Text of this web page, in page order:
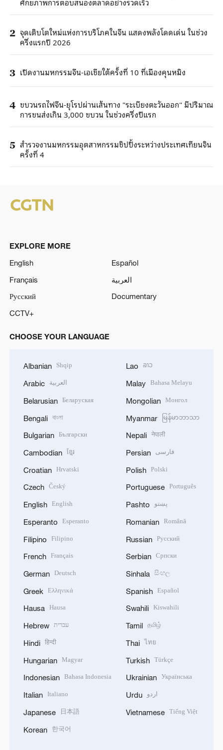
2 จุดเติบโตใหม่แห่งการบริโภคในจีน แสดงพลังโดดเด่น ในช่วง
ครึ่งแรกปี 2026
3 เปิดงานมหกรรมจีน-เอเชียใต้ครั้งที่ 10 ที่เมืองคุนหมิง
4 ขบวนรถไฟจีน-ยุโรปผ่านเส้นทาง "ระเบียงตะวันออก" มีปริมาณ
การขนส่งเกิน 3,000 ขบวน ในช่วงครึ่งปีแรก
5 สำรวจงานมหกรรมอุตสาหกรรมชิปปิ้งระหว่างประเทศเทียนจิน
ครั้งที่ 4
EXPLORE MORE
English
Español
Français
العربية
Русский
Documentary
CCTV+
CHOOSE YOUR LANGUAGE
Albanian Shqip
Arabic العربية
Belarusian Беларуская
Bengali বাংলা
Bulgarian Български
Cambodian ខ្មែរ
Croatian Hrvatski
Czech Český
English English
Esperanto Esperanto
Filipino Filipino
French Français
German Deutsch
Greek Ελληνικά
Hausa Hausa
Hebrew עברית
Hindi हिन्दी
Hungarian Magyar
Indonesian Bahasa Indonesia
Italian Italiano
Japanese 日本語
Korean 한국어
Lao ລາວ
Malay Bahasa Melayu
Mongolian Монгол
Myanmar မြန်မာဘာသာ
Nepali नेपाली
Persian فارسی
Polish Polski
Portuguese Português
Pashto پښتو
Romanian Română
Russian Русский
Serbian Српски
Sinhala සිංහල
Spanish Español
Swahili Kiswahili
Tamil தமிழ்
Thai ไทย
Turkish Türkçe
Ukrainian Українська
Urdu اردو
Vietnamese Tiếng Việt